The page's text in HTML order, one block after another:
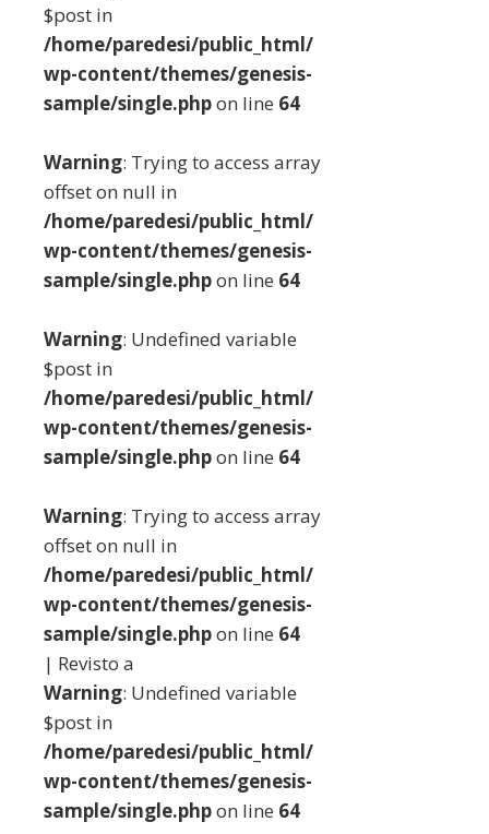
$post in
/home/paredesi/public_html/
wp-content/themes/genesis-
sample/single.phpon line 64
Warning: Trying to access array
offset on null in
/home/paredesi/public_html/
wp-content/themes/genesis-
sample/single.phpon line 64
Warning: Undefined variable
$post in
/home/paredesi/public_html/
wp-content/themes/genesis-
sample/single.phpon line 64
Warning: Trying to access array
offset on null in
/home/paredesi/public_html/
wp-content/themes/genesis-
sample/single.phpon line 64
| Revisto a
Warning: Undefined variable
$post in
/home/paredesi/public_html/
wp-content/themes/genesis-
sample/single.phpon line 64